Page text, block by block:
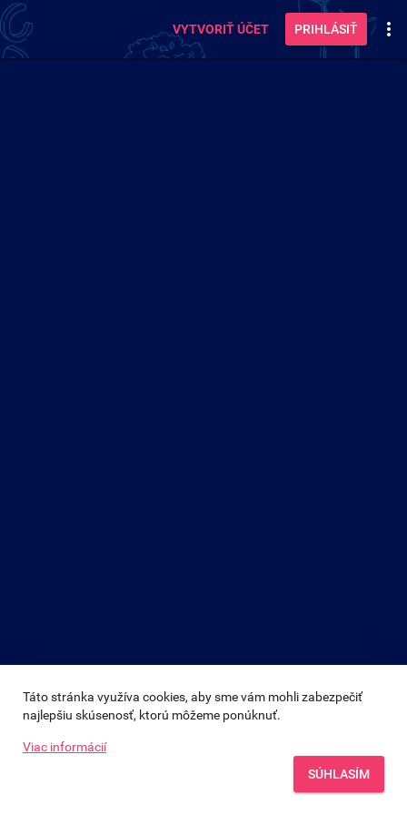
Táto stránka využíva cookies, aby sme vám mohli zabezpečiť
najlepšiu skúsenosť, ktorú môžeme ponúknuť.
Viac informácií
SÚHLASÍM
VYTVORIŤ ÚČET PRIHLÁSIŤ